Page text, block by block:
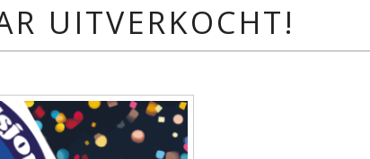
UITVERKOCHT!